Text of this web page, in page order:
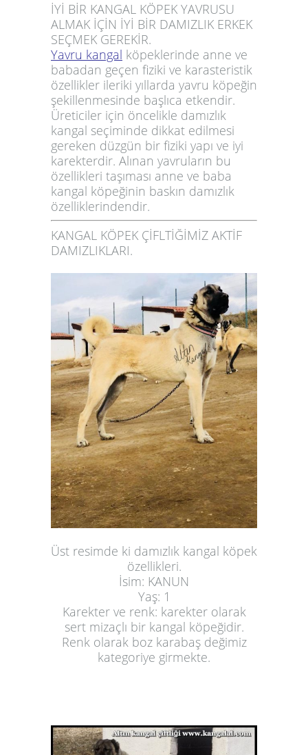
İYİ BİR KANGAL KÖPEK YAVRUSU
ALMAK İÇİN İYİ BİR DAMIZLIK ERKEK
SEÇMEK GEREKİR.
Yavru kangal köpeklerinde anne ve
babadan geçen fiziki ve karasteristik
özellikler ileriki yıllarda yavru köpeğin
şekillenmesinde başlıca etkendir.
Üreticiler için öncelikle damızlık
kangal seçiminde dikkat edilmesi
gereken düzgün bir fiziki yapı ve iyi
karekterdir. Alınan yavruların bu
özellikleri taşıması anne ve baba
kangal köpeğinin baskın damızlık
özelliklerindendir.
KANGAL KÖPEK ÇİFLTİĞİMİZ AKTİF
DAMIZLIKLARI.
Üst resimde ki damızlık kangal köpek
özellikleri.
İsim: KANUN
Yaş: 1
Karekter ve renk: karekter olarak
sert mizaçlı bir kangal köpeğidir.
Renk olarak boz karabaş değimiz
kategoriye girmekte.